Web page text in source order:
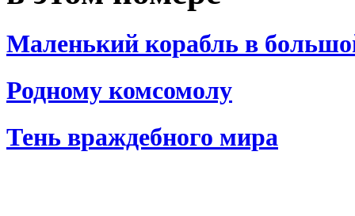
Маленький корабль в
Родному комсомолу
Тень враждебного мира